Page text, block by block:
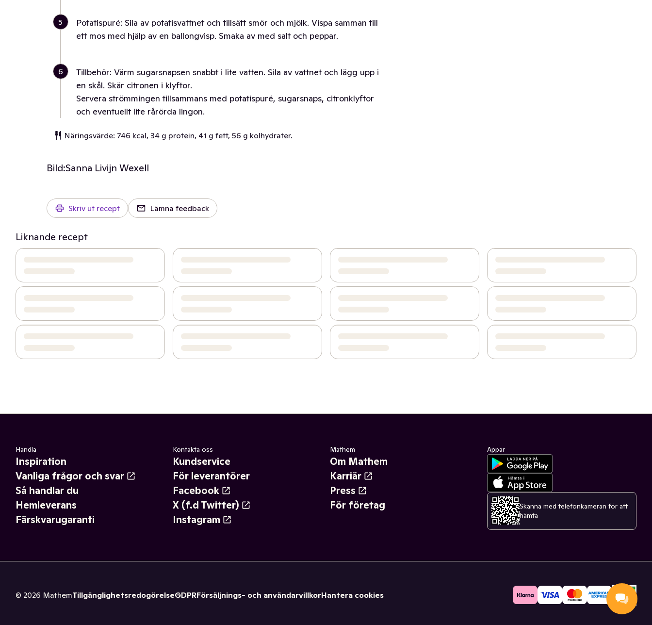
5
Potatispuré: Sila av potatisvattnet och tillsätt smör och mjölk. Vispa samman till
ett mos med hjälp av en ballongvisp. Smaka av med salt och peppar.
6
Tillbehör: Värm sugarsnapsen snabbt i lite vatten. Sila av vattnet och lägg upp i
en skål. Skär citronen i klyftor.
Servera strömmingen tillsammans med potatispuré, sugarsnaps, citronklyftor
och eventuellt lite rårörda lingon.
Näringsvärde: 746 kcal, 34 g protein, 41 g fett, 56 g kolhydrater.
Bild:Sanna Livijn Wexell
Skriv ut recept Lämna feedback
Liknande recept
Handla
Inspiration
Vanliga frågor och svar
Så handlar du
Hemleverans
Färskvarugaranti
Kontakta oss
Kundservice
För leverantörer
Facebook
X (f.d Twitter)
Instagram
Mathem
Om Mathem
Karriär
Press
För företag
Appar
Skanna med telefonkameran för att
hämta
© 2026 MathemTillgänglighetsredogörelseGDPRFörsäljnings- och användarvillkorHantera cookies